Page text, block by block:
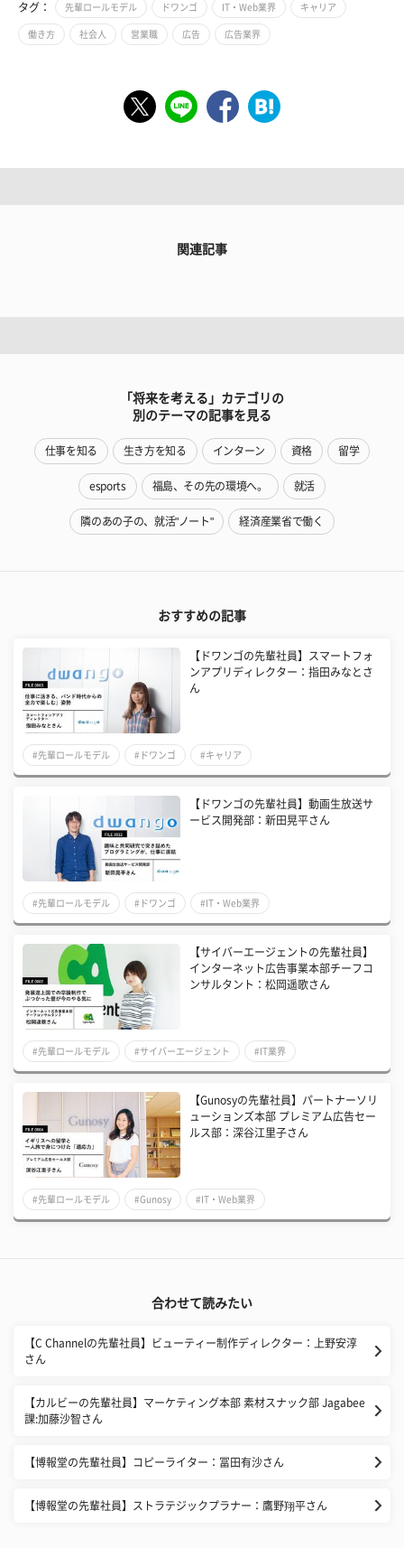
タグ： 先輩ロールモデル ドワンゴ IT・Web業界 キャリア
働き方 社会人 営業職 広告 広告業界
関連記事
「将来を考える」カテゴリの
別のテーマの記事を見る
仕事を知る 生き方を知る インターン 資格 留学
esports 福島、その先の環境へ。 就活
隣のあの子の、就活"ノート" 経済産業省で働く
おすすめの記事
【ドワンゴの先輩社員】スマートフォ
ンアプリディレクター：指田みなとさ
ん
#先輩ロールモデル #ドワンゴ #キャリア
【ドワンゴの先輩社員】動画生放送サ
ービス開発部：新田晃平さん
#先輩ロールモデル #ドワンゴ #IT・Web業界
【サイバーエージェントの先輩社員】
インターネット広告事業本部チーフコ
ンサルタント：松岡遥歌さん
#先輩ロールモデル #サイバーエージェント #IT業界
【Gunosyの先輩社員】パートナーソリ
ューションズ本部 プレミアム広告セー
ルス部：深谷江里子さん
#先輩ロールモデル #Gunosy #IT・Web業界
合わせて読みたい
【C Channelの先輩社員】ビューティー制作ディレクター：上野安淳
さん
【カルビーの先輩社員】マーケティング本部 素材スナック部 Jagabee
課:加藤沙智さん
【博報堂の先輩社員】コピーライター：冨田有沙さん
【博報堂の先輩社員】ストラテジックプラナー：鷹野翔平さん